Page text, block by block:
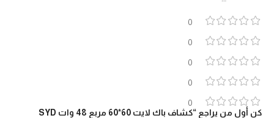
0
0
0
0
0
كن أول من يراجع “كشاف باك لايت 60*60 مربع 48 وات SYD